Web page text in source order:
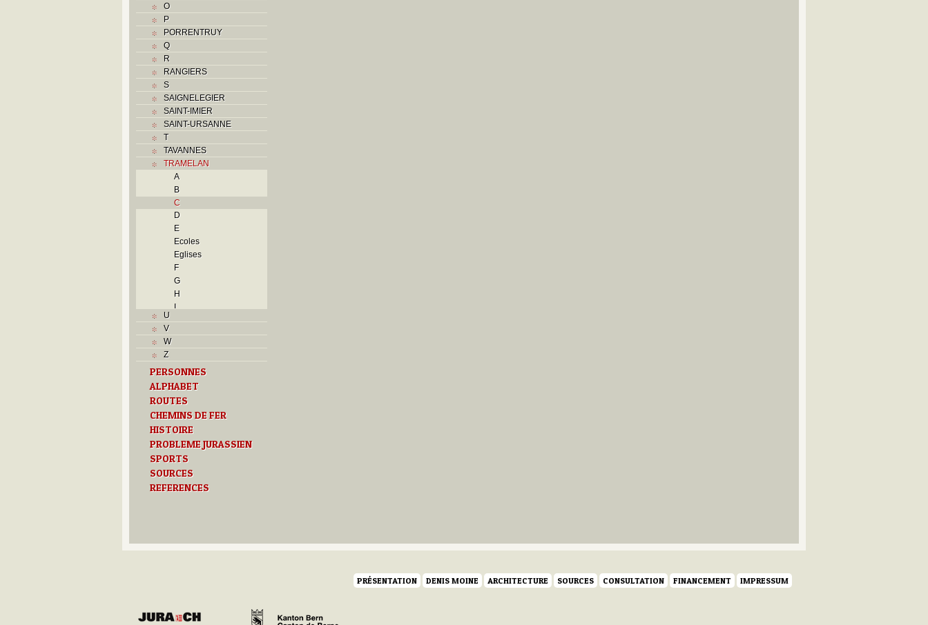
O
P
PORRENTRUY
Q
R
RANGIERS
S
SAIGNELEGIER
SAINT-IMIER
SAINT-URSANNE
T
TAVANNES
TRAMELAN
A
B
C
D
E
Ecoles
Eglises
F
G
H
I
P
R
S
T
U
U
V
W
Z
PERSONNES
ALPHABET
ROUTES
CHEMINS DE FER
HISTOIRE
PROBLEME JURASSIEN
SPORTS
SOURCES
REFERENCES
PRÉSENTATION DENIS MOINE ARCHITECTURE SOURCES CONSULTATION FINANCEMENT IMPRESSUM